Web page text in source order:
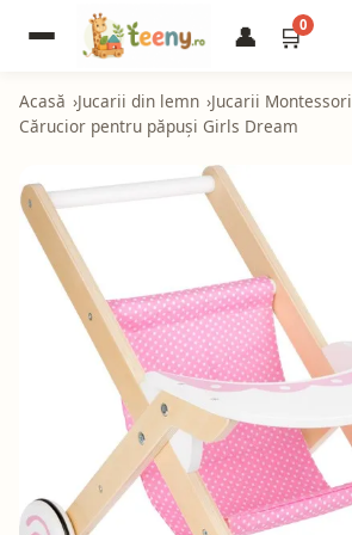
👤 🛒0
Acasă Jucarii din lemn Jucarii Montessori
Cărucior pentru păpuși Girls Dream